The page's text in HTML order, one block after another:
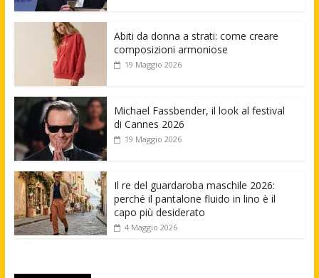
Abiti da donna a strati: come creare
composizioni armoniose
19 Maggio 2026
Michael Fassbender, il look al festival
di Cannes 2026
19 Maggio 2026
Il re del guardaroba maschile 2026:
perché il pantalone fluido in lino è il
capo più desiderato
4 Maggio 2026